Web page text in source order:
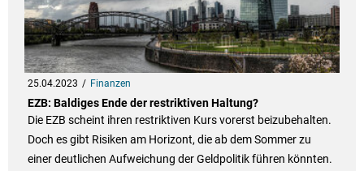
25.04.2023 Finanzen
EZB: Baldiges Ende der restriktiven Haltung?
Die EZB scheint ihren restriktiven Kurs vorerst beizubehalten.
Doch es gibt Risiken am Horizont, die ab dem Sommer zu
einer deutlichen Aufweichung der Geldpolitik führen könnten.